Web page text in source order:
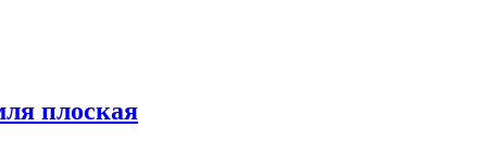
плоская